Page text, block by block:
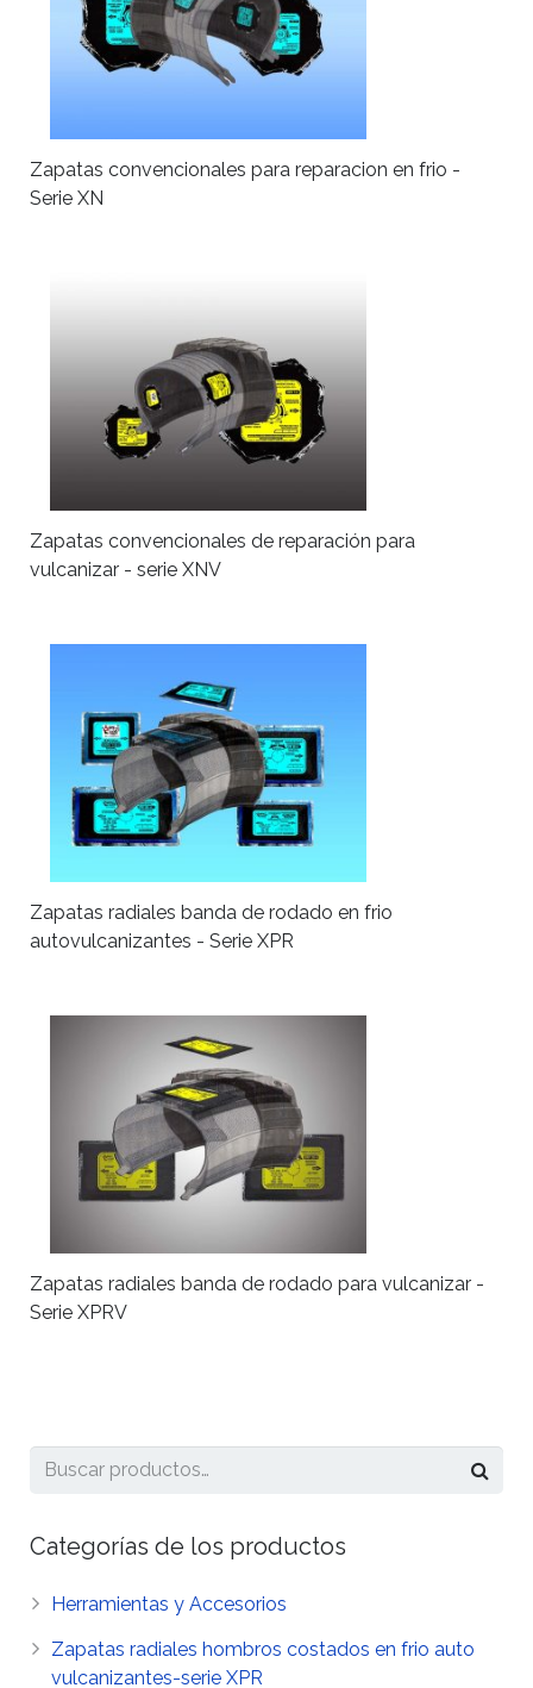
Zapatas convencionales para reparacion en frio -
Serie XN
Zapatas convencionales de reparación para
vulcanizar - serie XNV
Zapatas radiales banda de rodado en frio
autovulcanizantes - Serie XPR
Zapatas radiales banda de rodado para vulcanizar -
Serie XPRV
Categorías de los productos
Herramientas y Accesorios
Zapatas radiales hombros costados en frio auto
vulcanizantes-serie XPR